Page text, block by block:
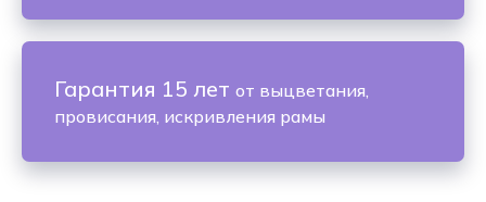
Гарантия 15 лет от выцветания,
провисания, искривления рамы